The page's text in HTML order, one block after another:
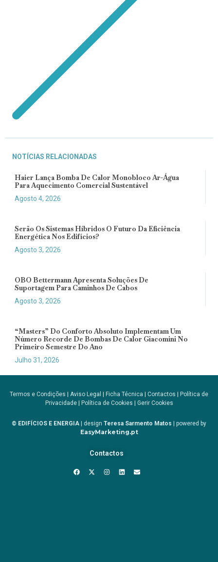
NOTÍCIAS RELACIONADAS
Haier Lança Bomba De Calor Monobloco Ar-Água
Para Aquecimento Comercial Sustentável
Agosto 4, 2026
Serão Os Sistemas Híbridos O Futuro Da Eficiência
Energética Nos Edifícios?
Agosto 3, 2026
OBO Bettermann Apresenta Soluções De
Suportagem Para Caminhos De Cabos
Agosto 3, 2026
“Masters” Do Conforto Absoluto Implementam Um
Número Recorde De Bombas De Calor Giacomini No
Primeiro Semestre Do Ano
Julho 31, 2026
Termos e Condições | Aviso Legal | Ficha Técnica | Contactos | Política de
Privacidade| Política de Cookies | Gerir Cookies
© EDIFÍCIOS E ENERGIA | design Teresa Sarmento Matos | powered by
EasyMarketing.pt
Contactos